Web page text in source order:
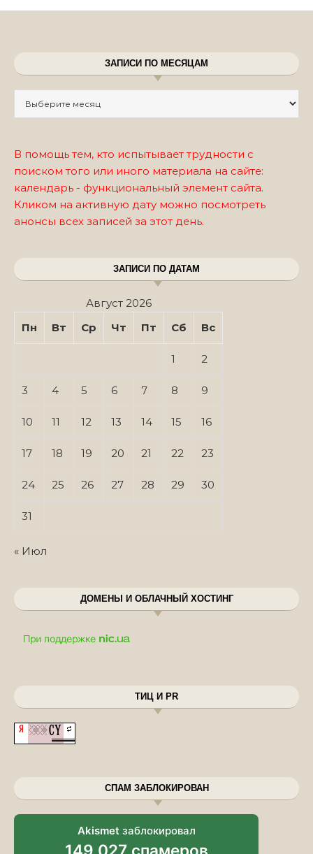
ЗАПИСИ ПО МЕСЯЦАМ
В помощь тем, кто испытывает трудности с
поиском того или иного материала на сайте:
календарь - функциональный элемент сайта.
Кликом на активную дату можно посмотреть
анонсы всех записей за этот день.
ЗАПИСИ ПО ДАТАМ
Август 2026
Пн
Вт Ср Чт Пт Сб Вс
1 2
3 4 5 6 7 8 9
10 11 12 13 14 15 16
17 18 19 20 21 22 23
24 25 26 27 28 29 30
31
« Июл
ДОМЕНЫ И ОБЛАЧНЫЙ ХОСТИНГ
ТИЦ И PR
СПАМ ЗАБЛОКИРОВАН
Akismet заблокировал
149 027 спамеров